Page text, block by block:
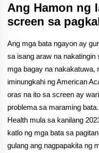
Ang Hamon ng
screen sa
Ang mga bata ngayon ay
sa isang araw na
mga bagay na nakakatuwa,
iminungkahi ng American
oras na ito sa screen ay
problema sa maraming
Health mula sa kanilang
katlo ng mga bata sa
gulang ang nagpapakita ng